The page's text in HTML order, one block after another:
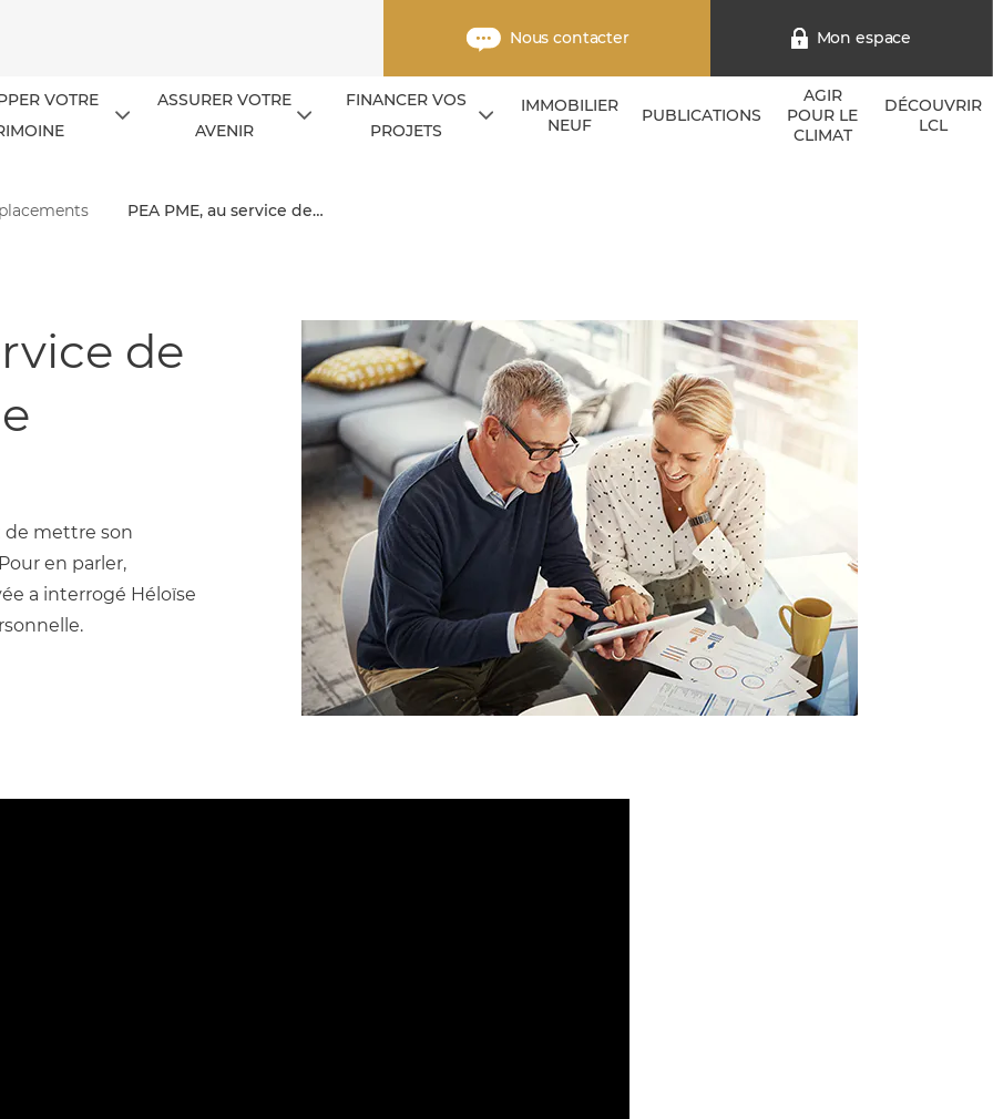
Nous contacter Mon espace
VOTRE
ASSURER VOTRE
AVENIR
FINANCER VOS
PROJETS
IMMOBILIER
NEUF
PUBLICATIONS
AGIR
POUR LE
CLIMAT
DÉCOUVRIR
LCL
PEA PME, au service de…
de
de mettre son
en parler,
a interrogé Héloïse